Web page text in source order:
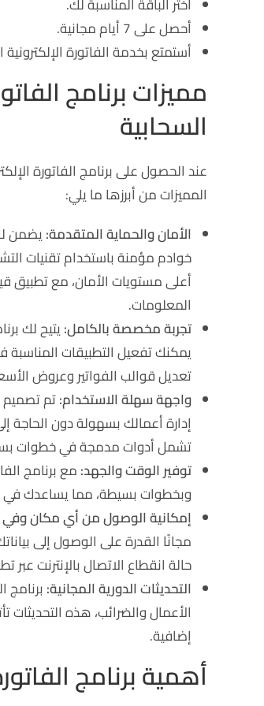
أحصل على 7 أيام مجانية.
أستمتع بخدمة الفاتورة
مميزات برنامج
السحابية
عند الحصول على برنامج الفاتورة
المميزات من أبرزها ما يلي:
الأمان والحماية المتقدمة:يضمن
أعلى مستويات الأمان، مع تطبيق
المعلومات.
تجربة مخصصة بالكامل:يتيح لك
يمكنك تفعيل التطبيقات
تعديل قوالب الفواتير وعروض
واجهة سهلة الاستخدام:تم تصميم
إدارة أعمالك بسهولة دون
تشمل أدوات مدمجة في خطوات
توفير الوقت والجهد:مع برنامج
وبخطوات بسيطة، مما يساعدك في
إمكانية الوصول من أي مكان
مجانًا القدرة على الوصول إلى
حالة انقطاع الاتصال بالإنترنت
التحديثات الدورية المجانية:
الأعمال والضرائب، هذه
إضافية.
أهمية برنامج